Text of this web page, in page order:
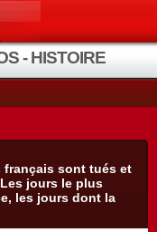
- HISTOIRE
français sont tués et
jours le plus
les jours dont la